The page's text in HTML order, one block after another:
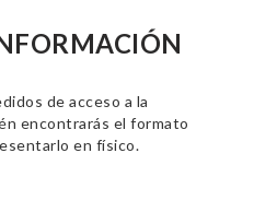
de acceso a la
encontrarás el formato
en físico.